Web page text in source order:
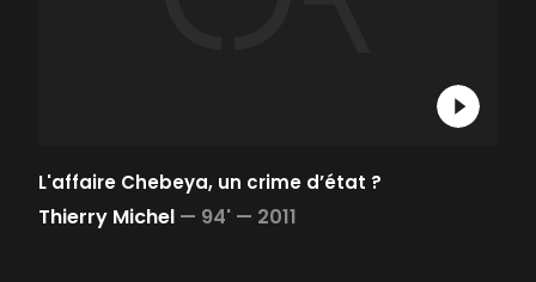
L'affaire Chebeya, un crime d’état ?
Thierry Michel — 94' — 2011